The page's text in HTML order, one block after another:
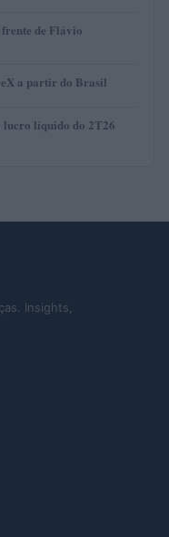
de Flávio
a partir do Brasil
lucro líquido do 2T26
Insights,